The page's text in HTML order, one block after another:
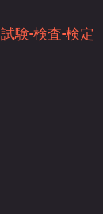
験-検査-検定